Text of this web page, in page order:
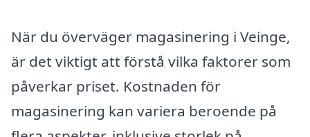
När du överväger magasinering i Veinge,
är det viktigt att förstå vilka faktorer som
påverkar priset. Kostnaden för
magasinering kan variera beroende på